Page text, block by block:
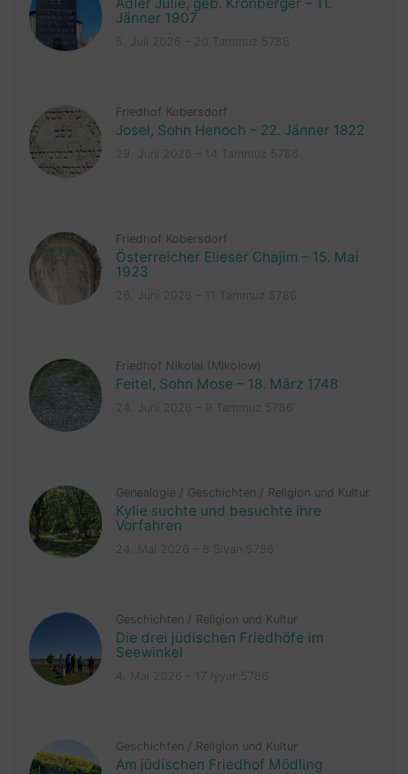
Jänner 1907
Friedhof Kobersdorf
Josel, Sohn Henoch – 22. Jänner 1822
Friedhof Kobersdorf
Österreicher Elieser Chajim – 15. Mai
1923
Friedhof Nikolai (Mikolow)
Feitel, Sohn Mose – 18. März 1748
Genealogie / Geschichten / Religion und Kultur
Kylie suchte und besuchte ihre
Vorfahren
Geschichten / Religion und Kultur
Die drei jüdischen Friedhöfe im
Seewinkel
Geschichten / Religion und Kultur
Am jüdischen Friedhof Mödling